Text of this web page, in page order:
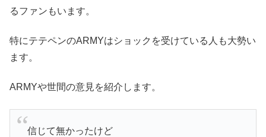
るファンもいます。
特にテテペンのARMYはショックを受けている人も大勢い
ます。
ARMYや世間の意見を紹介します。
信じて無かったけど